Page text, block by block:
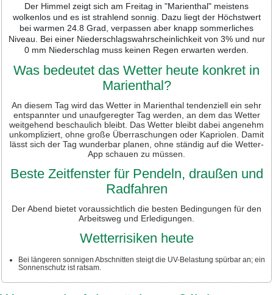
Der Himmel zeigt sich am Freitag in "Marienthal" meistens
wolkenlos und es ist strahlend sonnig. Dazu liegt der Höchstwert
bei warmen 24.8 Grad, verpassen aber knapp sommerliches
Niveau. Bei einer Niederschlagswahrscheinlichkeit von 3% und nur
0 mm Niederschlag muss keinen Regen erwarten werden.
Was bedeutet das Wetter heute konkret in
Marienthal?
An diesem Tag wird das Wetter in Marienthal tendenziell ein sehr
entspannter und unaufgeregter Tag werden, an dem das Wetter
weitgehend beschaulich bleibt. Das Wetter bleibt dabei angenehm
unkompliziert, ohne große Überraschungen oder Kapriolen. Damit
lässt sich der Tag wunderbar planen, ohne ständig auf die Wetter-
App schauen zu müssen.
Beste Zeitfenster für Pendeln, draußen und
Radfahren
Der Abend bietet voraussichtlich die besten Bedingungen für den
Arbeitsweg und Erledigungen.
Wetterrisiken heute
Bei längeren sonnigen Abschnitten steigt die UV-Belastung spürbar an; ein
Sonnenschutz ist ratsam.